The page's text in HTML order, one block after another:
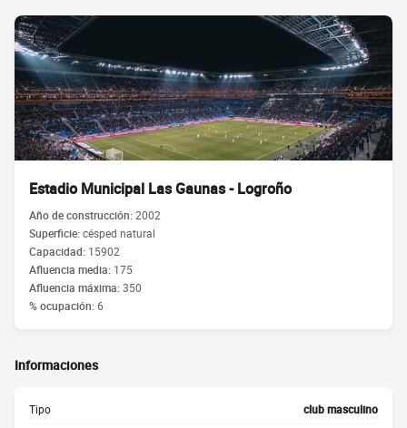
Estadio Municipal Las Gaunas - Logroño
Año de construcción:2002
Superficie:césped natural
Capacidad: 15902
Afluencia media: 175
Afluencia máxima:350
% ocupación:6
Informaciones
Tipo club masculino